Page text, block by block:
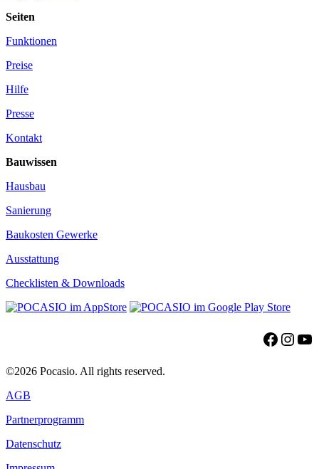
Seiten
Funktionen
Preise
Hilfe
Presse
Kontakt
Bauwissen
Hausbau
Sanierung
Baukosten Gewerke
Ausstattung
Checklisten & Downloads
©2026 Pocasio. All rights reserved.
AGB
Partnerprogramm
Datenschutz